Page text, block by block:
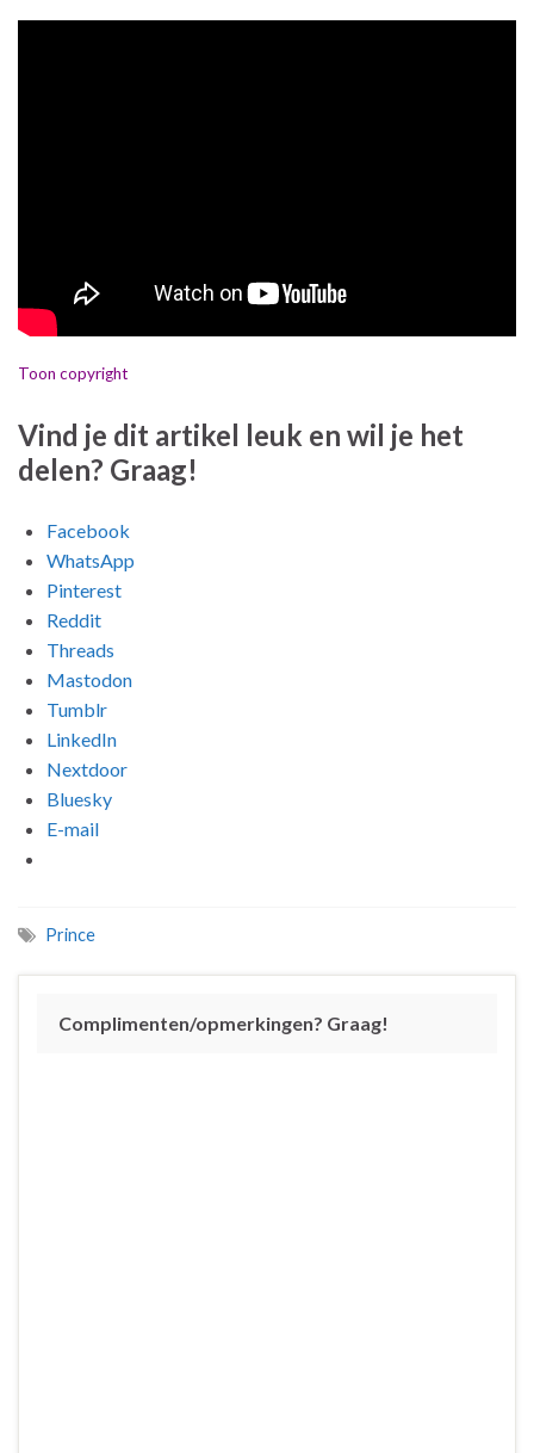
Toon copyright
Vind je dit artikel leuk en wil je het
delen? Graag!
Facebook
WhatsApp
Pinterest
Reddit
Threads
Mastodon
Tumblr
LinkedIn
Nextdoor
Bluesky
E-mail
Prince
Complimenten/opmerkingen? Graag!